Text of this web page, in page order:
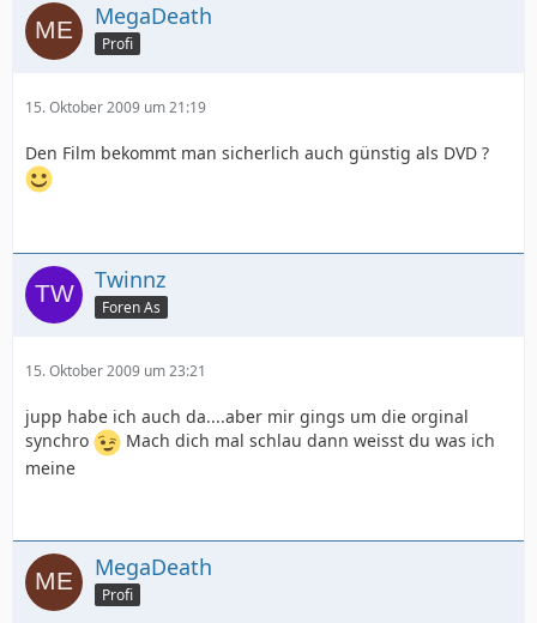
MegaDeath
Profi
15. Oktober 2009 um 21:19
Den Film bekommt man sicherlich auch günstig als DVD ?
Twinnz
Foren As
15. Oktober 2009 um 23:21
jupp habe ich auch da....aber mir gings um die orginal
synchro
Mach dich mal schlau dann weisst du was ich
meine
MegaDeath
Profi